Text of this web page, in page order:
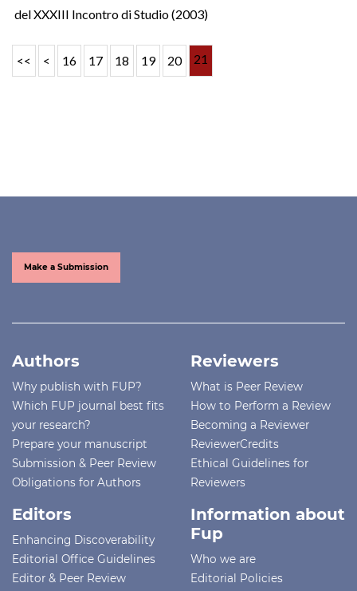
del XXXIII Incontro di Studio (2003)
<< < 16 17 18 19 20 21
Make a Submission
Authors
Why publish with FUP?
Which FUP journal best fits
your research?
Prepare your manuscript
Submission & Peer Review
Obligations for Authors
Reviewers
What is Peer Review
How to Perform a Review
Becoming a Reviewer
ReviewerCredits
Ethical Guidelines for
Reviewers
Editors
Enhancing Discoverability
Editorial Office Guidelines
Editor & Peer Review
Information about
Fup
Who we are
Editorial Policies